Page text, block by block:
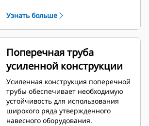
инструментами и потребностями.
Узнать больше
Поперечная труба
усиленной конструкции
Усиленная конструкция поперечной
трубы обеспечивает необходимую
устойчивость для использования
широкого ряда утвержденного
навесного оборудования.